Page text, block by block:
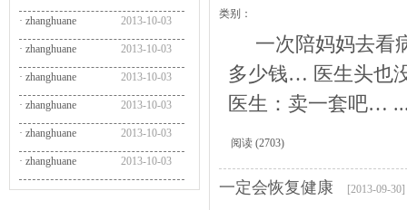
· zhanghuane 2013-10-03
· zhanghuane 2013-10-03
· zhanghuane 2013-10-03
· zhanghuane 2013-10-03
· zhanghuane 2013-10-03
· zhanghuane 2013-10-03
类别：
一次陪妈妈去看
多少钱… 医生头也
医生：卖一套吧…
阅读 (2703)
一定会恢复健康 [2013-09-30]